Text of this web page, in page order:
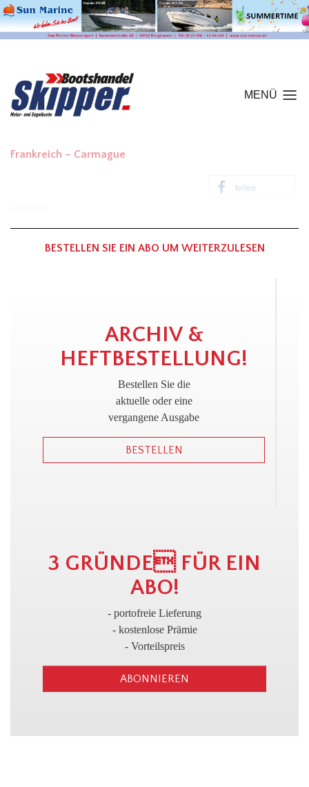
MENÜ
Frankreich – Carmague
teilen
BESTELLEN SIE EIN ABO UM WEITERZULESEN
!
ARCHIV &
HEFTBESTELLUNG!
Bestellen Sie die
aktuelle oder eine
vergangene Ausgabe
BESTELLEN
3
3 GRÜNDE FÜR EIN
ABO!
- portofreie Lieferung
- kostenlose Prämie
- Vorteilspreis
ABONNIEREN